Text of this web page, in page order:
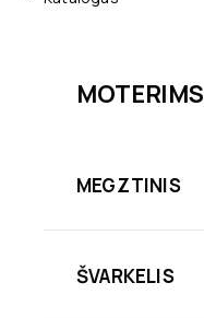
MOTERIMS
MEGZTINIS
ŠVARKELIS